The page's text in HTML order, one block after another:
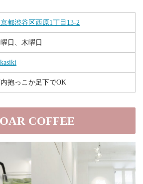
都渋谷区西原1丁目13-2
日、木曜日
内抱っこか足下でOK
COFFEE